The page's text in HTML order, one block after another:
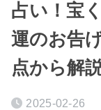
占い！宝
運のお告
点から解
2025-02-26